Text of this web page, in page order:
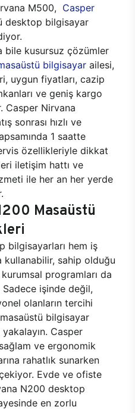
M500, Casper
desktop bilgisayar
bile kusursuz çözümler
bilgisayar ailesi,
uygun fiyatları, cazip
ve geniş kargo
Casper Nirvana
sonrası hızlı ve
1 saatte
özellikleriyle dikkat
iletişim hattı ve
ile her an her yerde
Masaüstü
bilgisayarları hem iş
kullanabilir, sahip olduğu
programları da
Sadece işinde değil,
olanların tercihi
bilgisayar
Casper
ve ergonomik
rahatlık sunarken
Evde ve ofiste
N200 desktop
en zorlu